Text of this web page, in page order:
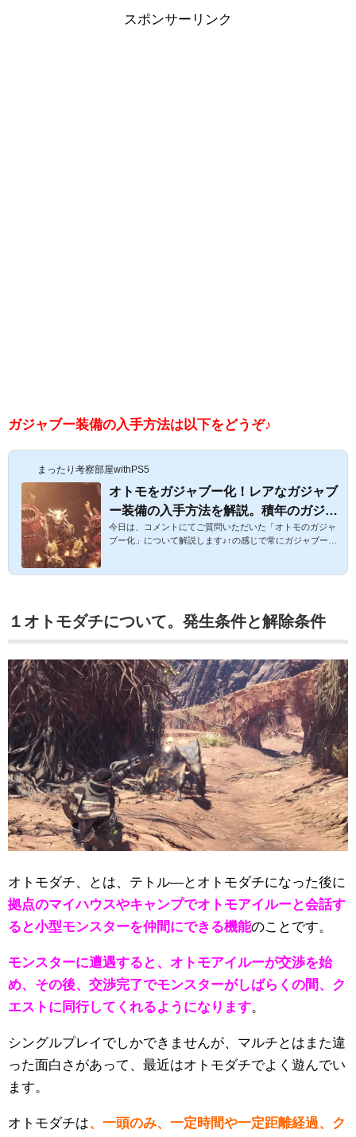
スポンサーリンク
ガジャブー装備の入手方法は以下をどうぞ♪
まったり考察部屋withPS5
オトモをガジャブー化！レアなガジャブ
ー装備の入手方法を解説。積年のガジャ
ブーを討伐できるイベント「料理長の！
ハラハラ撃退依頼」をご紹介☆【モンハ
今日は、コメントにてご質問いただいた「オトモのガジャ
ブー化」について解説します♪↑の感じで常にガジャブー
ーリンク １オトモのガジャブー化装備についてこちらが、
１オトモダチについて。発生条件と解除条件
オトモダチ、とは、テトル―とオトモダチになった後に
拠点のマイハウスやキャンプでオトモアイルーと会話す
ると小型モンスターを仲間にできる機能のことです。
モンスターに遭遇すると、オトモアイルーが交渉を始
め、その後、交渉完了でモンスターがしばらくの間、ク
エストに同行してくれるようになります。
シングルプレイでしかできませんが、マルチとはまた違
った面白さがあって、最近はオトモダチでよく遊んでい
ます。
オトモダチは、一頭のみ、一定時間や一定距離経過、ク